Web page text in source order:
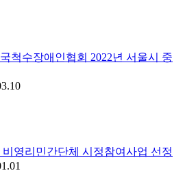
척수장애인협회 2022년 서울시 중
비영리민간단체 시정참여사업 선정